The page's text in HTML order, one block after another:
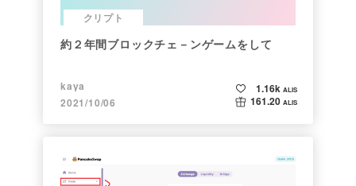
クリプト
約２年間ブロックチェ－ンゲームをして
kaya
2021/10/06
1.16k ALIS
161.20 ALIS